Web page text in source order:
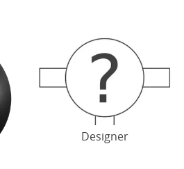
Designer